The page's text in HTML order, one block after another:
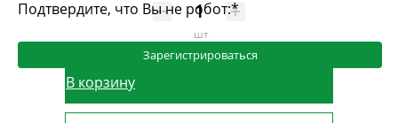
шт
В корзину
Подтвердите, что Вы не робот:*
Зарегистрироваться